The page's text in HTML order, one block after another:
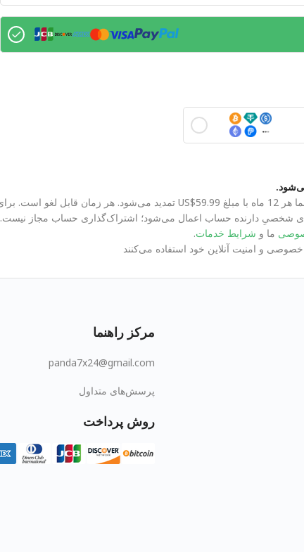
شخصیِ دارنده حساب اعمال می‌شود؛ اشتراک‌گذاری حساب مجاز نیست.
ما و شرایط خدمات.
مرکز راهنما
panda7x24@gmail.com
پرسش‌های متداول
روش پرداخت